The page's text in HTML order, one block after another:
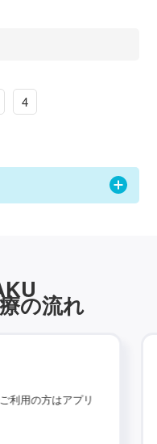
4
の流れ
利用の方はアプリ